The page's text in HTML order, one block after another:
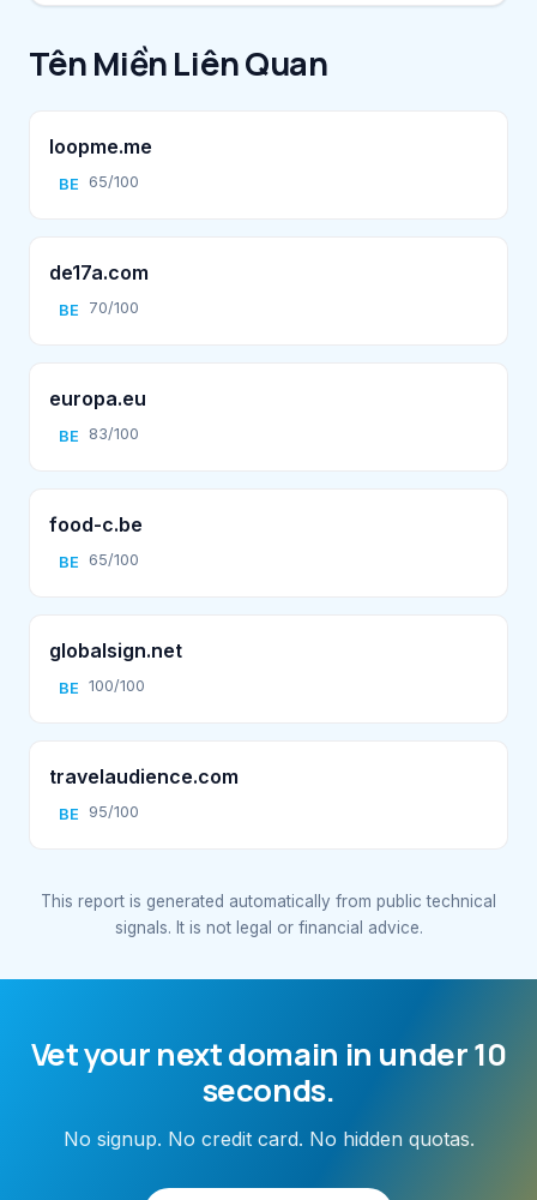
Tên Miền Liên Quan
loopme.me
BE 65/100
de17a.com
BE 70/100
europa.eu
BE 83/100
food-c.be
BE 65/100
globalsign.net
BE 100/100
travelaudience.com
BE 95/100
This report is generated automatically from public technical
signals. It is not legal or financial advice.
Vet your next domain in under 10
seconds.
No signup. No credit card. No hidden quotas.